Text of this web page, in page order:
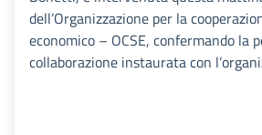
dell’Organizzazione per la
economico – OCSE, confermando la
collaborazione instaurata con